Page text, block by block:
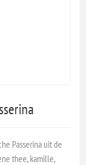
Passerina uit de
thee, kamille,